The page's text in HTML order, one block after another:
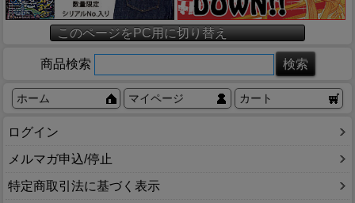
このページをPC用に切り替え
商品検索
ホーム マイページ カート
ログイン
メルマガ申込/停止
特定商取引法に基づく表示